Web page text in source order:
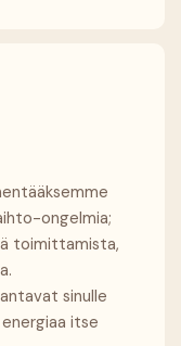
ongelmia;
toimittamista,
sinulle
itse